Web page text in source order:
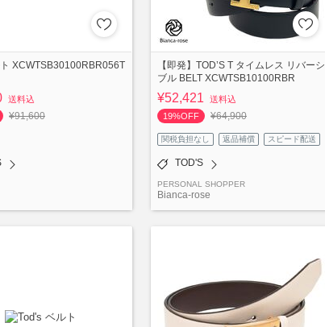
XCWTSB30100RBR056T
送料込
¥91,600
【即発】TOD’S T タイムレス リバーシ
ブル BELT XCWTSB10100RBR
¥52,421
送料込
19%OFF
¥64,900
関税負担なし 返品補償 スピード配送
TOD'S
PERSONAL SHOPPER
Bianca-rose